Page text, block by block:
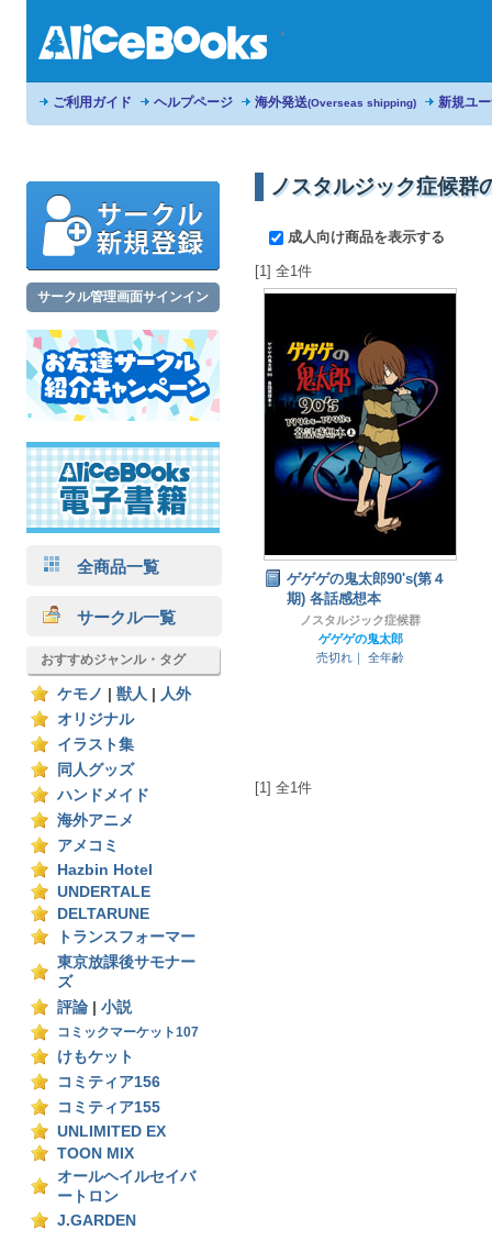
ご利用ガイド ヘルプページ 海外発送(Overseas shipping) 新規ユ
サークル管理画面サインイン
全商品一覧
サークル一覧
おすすめジャンル・タグ
ケモノ 獣人
人外
オリジナル
イラスト集
同人グッズ
ハンドメイド
海外アニメ
アメコミ
Hazbin Hotel
UNDERTALE
DELTARUNE
トランスフォーマー
東京放課後サモナー
ズ
評論
小説
コミックマーケット107
けもケット
コミティア156
コミティア155
UNLIMITED EX
TOON MIX
オールヘイルセイバ
ートロン
J.GARDEN
ノスタルジック症候群
成人向け商品を表示する
[1] 全1件
ゲゲゲの鬼太郎90's(第４
期) 各話感想本
ノスタルジック症候群
ゲゲゲの鬼太郎
売切れ｜
全年齢
[1] 全1件